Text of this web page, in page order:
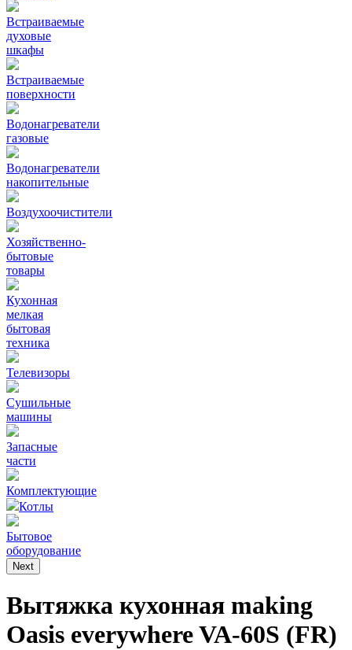
Встраиваемые
духовые
шкафы
Встраиваемые
поверхности
Водонагреватели
газовые
Водонагреватели
накопительные
Воздухоочистители
Хозяйственно-
бытовые
товары
Кухонная
мелкая
бытовая
техника
Телевизоры
Сушильные
машины
Запасные
части
Комплектующие
Котлы
Бытовое
оборудование
Next
Вытяжка кухонная making
Oasis everywhere VA-60S (FR)